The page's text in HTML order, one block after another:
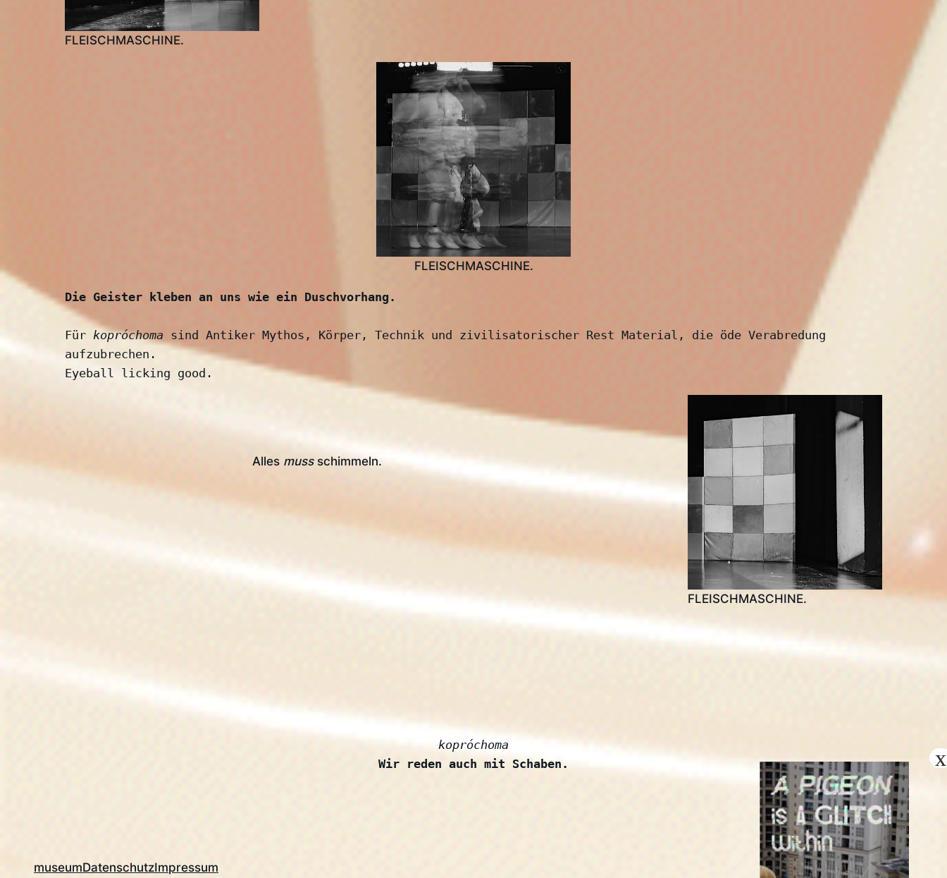
FLEISCHMASCHINE.
FLEISCHMASCHINE.
Die Geister kleben an uns wie ein Duschvorhang.
Für kopróchoma sind Antiker Mythos, Körper, Technik und zivilisatorischer Rest Material, die öde Verabredung
aufzubrechen.
Eyeball licking good.
FLEISCHMASCHINE.
Alles mussschimmeln.
kopróchoma
Wir reden auch mit Schaben.
museumDatenschutzImpressum Instagram
Twitch
https://www.nrw-lfdk.de/app/mitglied/kollektiv-koprochoma
E-Mail